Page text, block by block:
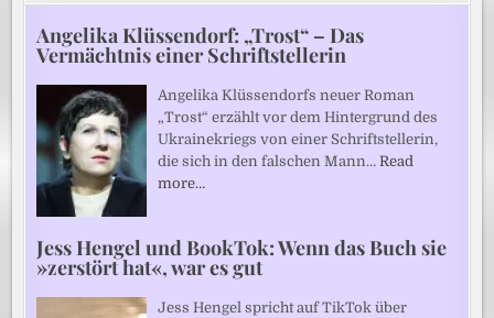
Angelika Klüssendorf: „Trost“ – Das
Vermächtnis einer Schriftstellerin
Angelika Klüssendorfs neuer Roman
„Trost“ erzählt vor dem Hintergrund des
Ukrainekriegs von einer Schriftstellerin,
die sich in den falschen Mann…Read
more…
Jess Hengel und BookTok: Wenn das Buch sie
»zerstört hat«, war es gut
Jess Hengel spricht auf TikTok über